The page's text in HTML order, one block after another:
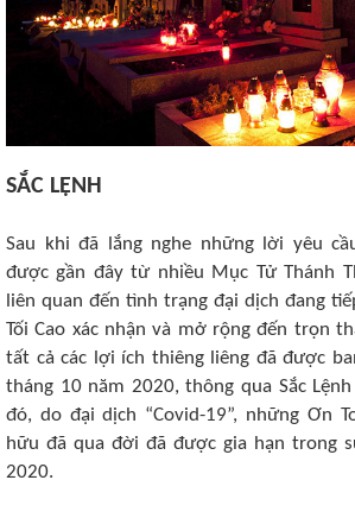
SẮC LỆNH
Sau khi đã lắng nghe những lời yêu
được gần đây từ nhiều Mục Tử Thánh
liên quan đến tình trạng đại dịch đang
Tối Cao xác nhận và mở rộng đến trọn
tất cả các lợi ích thiêng liêng đã được
tháng 10 năm 2020, thông qua Sắc
đó, do đại dịch “Covid-19”, những Ơn
hữu đã qua đời đã được gia hạn trong
2020.